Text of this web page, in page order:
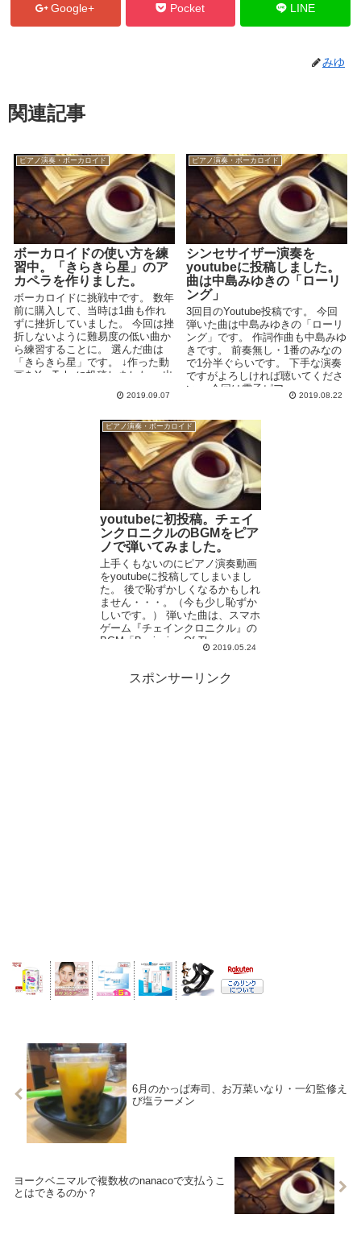
Google+ Pocket LINE
みゆ
関連記事
ピアノ演奏・ボーカロイド
ボーカロイドの使い方を練
習中。「きらきら星」のア
カペラを作りました。
ボーカロイドに挑戦中です。 数年
前に購入して、当時は1曲も作れ
ずに挫折していました。 今回は挫
折しないように難易度の低い曲か
ら練習することに。 選んだ曲は
「きらきら星」です。 ↓作った動
画をYouTubeに投稿しました。 出
2019.09.07
ピアノ演奏・ボーカロイド
シンセサイザー演奏を
youtubeに投稿しました。
曲は中島みゆきの「ローリ
ング」
3回目のYoutube投稿です。 今回
弾いた曲は中島みゆきの「ローリ
ング」です。 作詞作曲も中島みゆ
きです。 前奏無し・1番のみなの
で1分半ぐらいです。 下手な演奏
ですがよろしければ聴いてくださ
い。 今回は電子ピア...
2019.08.22
ピアノ演奏・ボーカロイド
youtubeに初投稿。チェイ
ンクロニクルのBGMをピア
ノで弾いてみました。
上手くもないのにピアノ演奏動画
をyoutubeに投稿してしまいまし
た。 後で恥ずかしくなるかもしれ
ません・・・。（今も少し恥ずか
しいです。） 弾いた曲は、スマホ
ゲーム『チェインクロニクル』の
BGM「Beginning Of The ...
2019.05.24
スポンサーリンク
6月のかっぱ寿司、お万菜いなり・一幻監修え
び塩ラーメン
ヨークベニマルで複数枚のnanacoで支払うこ
とはできるのか？